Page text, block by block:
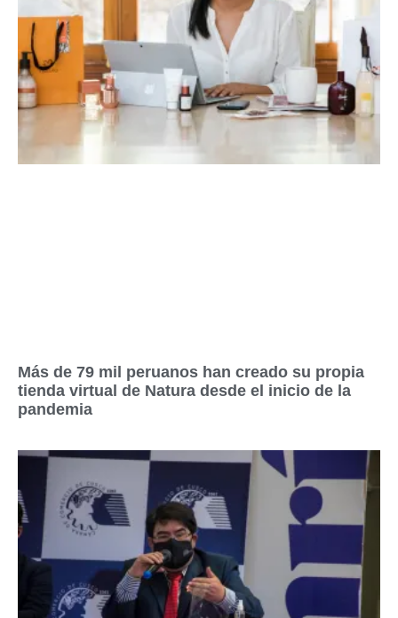
Más de 79 mil peruanos han creado su propia
tienda virtual de Natura desde el inicio de la
pandemia